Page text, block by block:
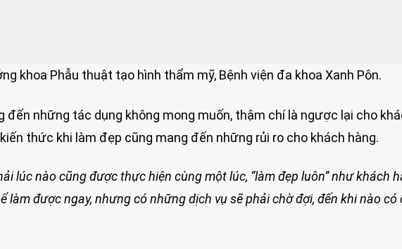
khoa Phẫu thuật tạo hình thẩm mỹ, Bệnh viện đa khoa Xanh Pôn.
đến những tác dụng không mong muốn, thậm chí là ngược lại cho
thức khi làm đẹp cũng mang đến những rủi ro cho khách hàng.
lúc nào cũng được thực hiện cùng một lúc, “làm đẹp luôn” như khách
làm được ngay, nhưng có những dịch vụ sẽ phải chờ đợi, đến khi nào có